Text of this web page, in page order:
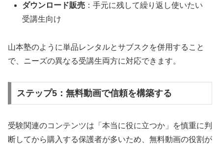
ダウンロード販売 ：手元に残して繰り返し使いたい
受講生向け
山本塾のように単品レンタルとサブスクを併用すること
で、ニーズの異なる受講生両方に対応できます。
ステップ5：無料動画で信頼を構築する
受験関連のコンテンツは「本当に役に立つか」を慎重に判
断してから購入する保護者が多いため、無料動画の役割が